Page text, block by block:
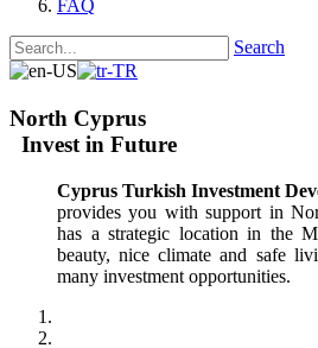
FAQ
Search
North Cyprus
Invest in Future
Cyprus Turkish Investment
provides you with support in
has a strategic location in the
beauty, nice climate and safe
many investment opportunities.